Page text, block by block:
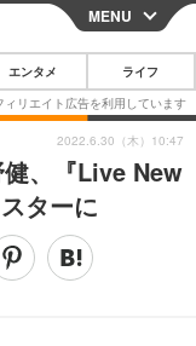
CLOSE
スマートフォン
その他
映画・ドラマ
MENU
エンタメ ライフ
、『Live New
ターに
2022.6.30（木）10:47